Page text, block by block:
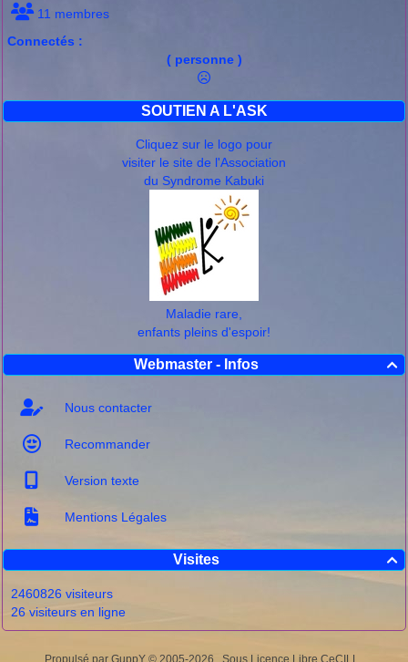
11 membres
Connectés :
( personne )
SOUTIEN A L'ASK
Cliquez sur le logo pour
visiter le site de l'Association
du Syndrome Kabuki
Maladie rare,
enfants pleins d'espoir!

Webmaster - Infos
Nous contacter
Recommander
Version texte
Mentions Légales

Visites
2460826 visiteurs
26 visiteurs en ligne
Propulsé par GuppY © 2005-2026 Sous Licence Libre CeCILL